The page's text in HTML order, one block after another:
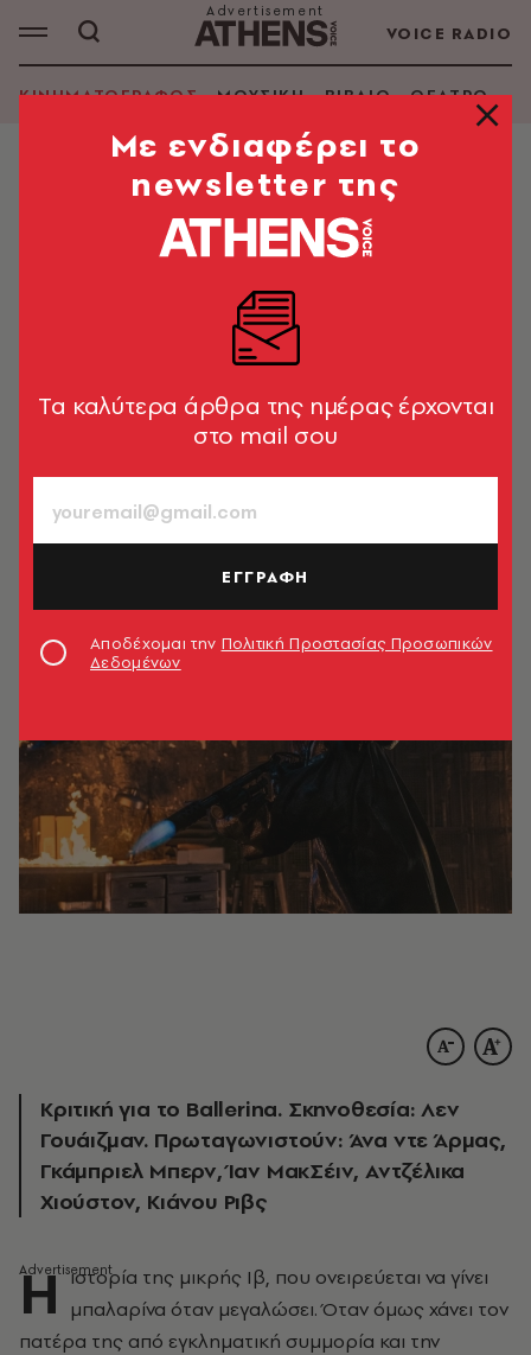
VOICE RADIO
ΚΙΝΗΜΑΤΟΓΡΑΦΟΣ ΜΟΥΣΙΚΗ ΒΙΒΛΙΟ ΘΕΑΤΡΟ -
ΚΙΝΗΜΑΤΟΓΡΑΦΟΣ
Ballerina: Η Άνα ντε Άρμας διαθέτει
τσαγανό, γοητεία, δυναμισμό αλλά
και τρυφερότητα
Η ιστορία της Ιβ θυμίζει κάπως το πρώτο φιλμ, όπου ο
σκύλου του από τον επιπόλαιο γιο του αρχηγού της
Κωνσταντίνος Καϊμάκης
960
1’ ΔΙΑΒΑΣΜΑ
Κριτική για το Ballerina. Σκηνοθεσία: Λεν
Γουάιζμαν. Πρωταγωνιστούν: Άνα ντε Άρμας,
Γκάμπριελ Μπερν, Ίαν ΜακΣέιν, Αντζέλικα
Χιούστον, Κιάνου Ριβς
Η ιστορία της μικρής Ιβ, που ονειρεύεται να γίνει
μπαλαρίνα όταν μεγαλώσει. Όταν όμως χάνει τον
πατέρα της από εγκληματική συμμορία και την
Mε ενδιαφέρει το
newsletter της
Tα καλύτερα άρθρα της ημέρας έρχονται
στο mail σου
ΕΓΓΡΑΦΗ
Αποδέχομαι την Πολιτική Προστασίας Προσωπικών
Δεδομένων